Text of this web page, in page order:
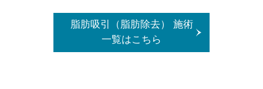
脂肪吸引（脂肪除去） 施術
一覧はこちら